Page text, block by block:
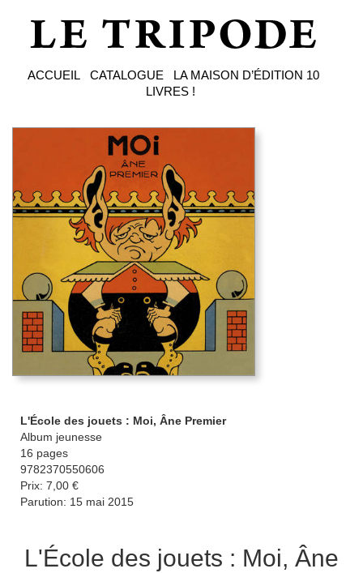
ACCUEIL CATALOGUE LA MAISON D’ÉDITION 10
LIVRES !
L'École des jouets : Moi, Âne Premier
Album jeunesse
16 pages
9782370550606
Prix: 7,00 €
Parution: 15 mai 2015
L'École des jouets : Moi, Âne